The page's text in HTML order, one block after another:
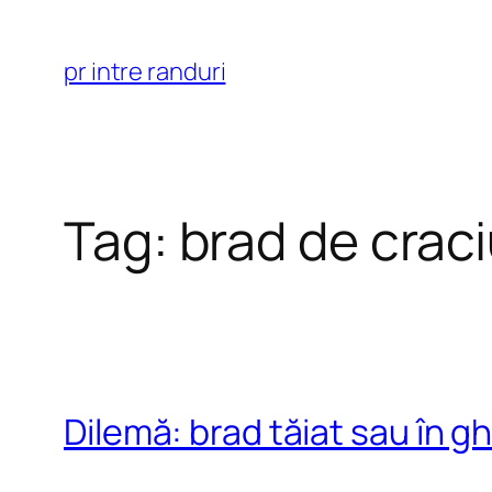
content
pr intre randuri
Tag: brad de
Dilemă: brad tăiat sau în